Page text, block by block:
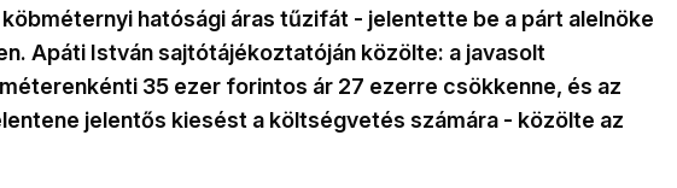
hatósági áras tűzifát - jelentette be a párt alelnöke
Apáti István sajtótájékoztatóján közölte: a javasolt
35 ezer forintos ár 27 ezerre csökkenne, és az
jelentős kiesést a költségvetés számára - közölte az